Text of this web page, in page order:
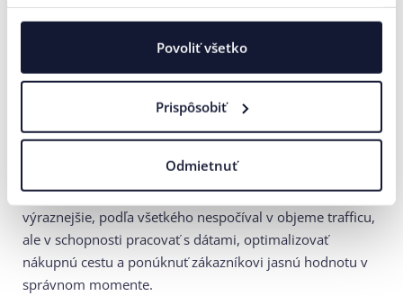
Povoliť všetko
Prispôsobiť
Odmietnuť
essentials, funkčné produkty.
Slabnú segmenty založené na emócii a impulze.
Dáta z takmer300 GA4 účtovtak naznačujú, že trh ako
stratil časť ich nákupnej sily. Rozdiel medzi e-shopmi,
ktoré dokázali tento pokles ustáť, a tými, ktoré ho pocítili
výraznejšie, podľa všetkého nespočíval v objeme trafficu,
ale v schopnosti pracovať s dátami, optimalizovať
nákupnú cestu a ponúknuť zákazníkovi jasnú hodnotu v
správnom momente.